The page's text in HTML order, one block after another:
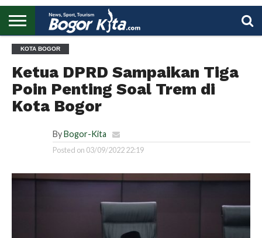
BOGOR
REGIONAL
NASIONAL
PENDIDIKAN
WISATA
OLAHRAGA
LAPORAN
PROFIL
KOTA BOGOR
Ketua DPRD Sampaikan Tiga
Poin Penting Soal Trem di
Kota Bogor
By Bogor-Kita
Posted on 03/09/2022 22:19